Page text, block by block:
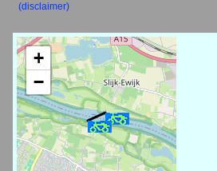
(disclaimer)
+
−